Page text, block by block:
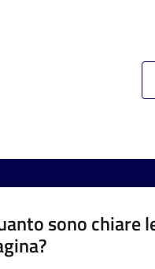
sono chiare